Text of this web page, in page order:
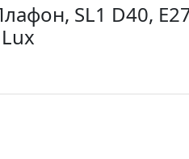
SL1 D40,